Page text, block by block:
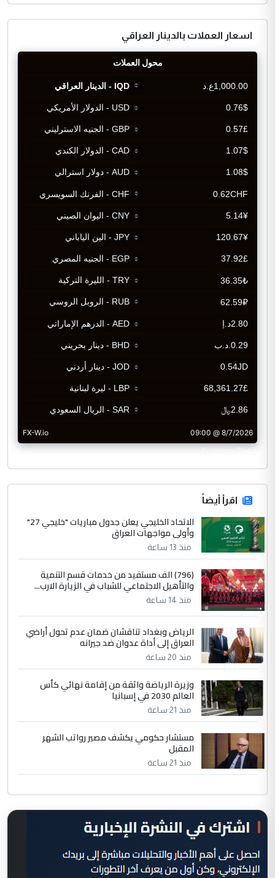
اسعار العملات بالدينار العراقي
CurrencyRate
اقرأ أيضاً
الاتحاد الخليجي يعلن جدول مباريات "خليجي 27"
وأولى مواجهات العراق
منذ 13 ساعة
(796) الف مستفيد من خدمات قسم التنمية
والتأهيل الاجتماعي للشباب في الزيارة الارب...
منذ 14 ساعة
الرياض وبغداد تناقشان ضمان عدم تحول أراضي
العراق إلى أداة عدوان ضد جيرانه
منذ 20 ساعة
وزيرة الرياضة واثقة من إقامة نهائي كأس
العالم 2030 في إسبانيا
منذ 21 ساعة
مستشار حكومي يكشف مصير رواتب الشهر
المقبل
منذ 21 ساعة